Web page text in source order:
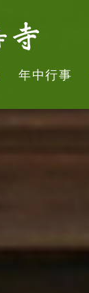
年中行事